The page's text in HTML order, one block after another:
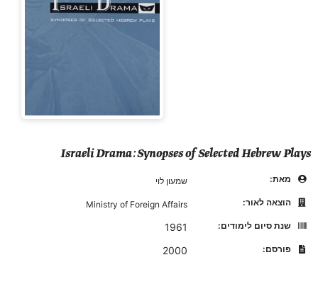
Israeli Drama: Synopses of Selected Hebrew Plays
מאת:
שמעון לוי
הוצאה לאור:
Ministry of Foreign Affairs
שנת סיום לימודים:
1961
פורסם: 2000